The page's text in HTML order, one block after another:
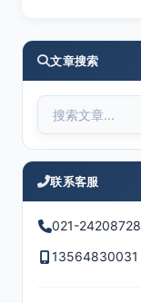
文章搜索
联系客服
021-24208728
13564830031